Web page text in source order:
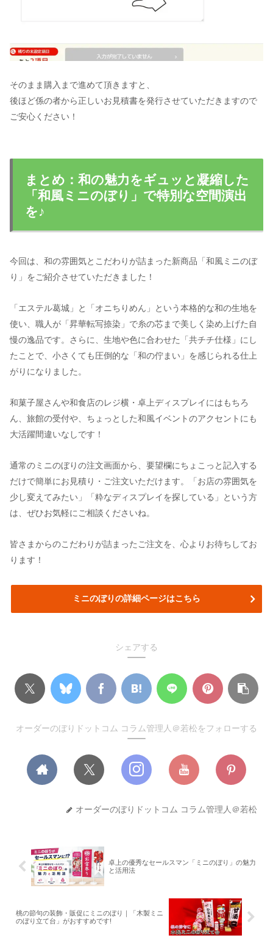
そのまま購入まで進めて頂きますと、
後ほど係の者から正しいお見積書を発行させていただきますので
ご安心ください！
まとめ：和の魅力をギュッと凝縮した
「和風ミニのぼり」で特別な空間演出
を♪
今回は、和の雰囲気とこだわりが詰まった新商品「和風ミニのぼ
り」をご紹介させていただきました！
「エステル葛城」と「オニちりめん」という本格的な和の生地を
使い、職人が「昇華転写捺染」で糸の芯まで美しく染め上げた自
慢の逸品です。さらに、生地や色に合わせた「共チチ仕様」にし
たことで、小さくても圧倒的な「和の佇まい」を感じられる仕上
がりになりました。
和菓子屋さんや和食店のレジ横・卓上ディスプレイにはもちろ
ん、旅館の受付や、ちょっとした和風イベントのアクセントにも
大活躍間違いなしです！
通常のミニのぼりの注文画面から、要望欄にちょこっと記入する
だけで簡単にお見積り・ご注文いただけます。「お店の雰囲気を
少し変えてみたい」「粋なディスプレイを探している」という方
は、ぜひお気軽にご相談くださいね。
皆さまからのこだわりが詰まったご注文を、心よりお待ちしてお
ります！
ミニのぼりの詳細ページはこちら
シェアする
オーダーのぼりドットコム コラム管理人＠若松をフォローする
オーダーのぼりドットコム コラム管理人＠若松
卓上の優秀なセールスマン「ミニのぼり」の魅力
と活用法
桃の節句の装飾・販促にミニのぼり｜「木製ミニ
のぼり立て台」がおすすめです!